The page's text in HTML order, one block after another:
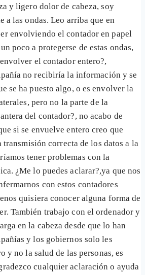
y ligero dolor de cabeza, soy
a las ondas. Leo arriba que en
envolviendo el contador en papel
poco a protegerse de estas ondas,
el contador entero?,
no recibiría la información y se
se ha puesto algo, o es envolver la
pero no la parte de la
del contador?, no acabo de
si se envuelve entero creo que
correcta de los datos a la
tener problemas con la
¿Me lo puedes aclarar?,ya que nos
con estos contadores
quisiera conocer alguna forma de
También trabajo con el ordenador y
en la cabeza desde que lo han
y los gobiernos solo les
y no la salud de las personas, es
cualquier aclaración o ayuda